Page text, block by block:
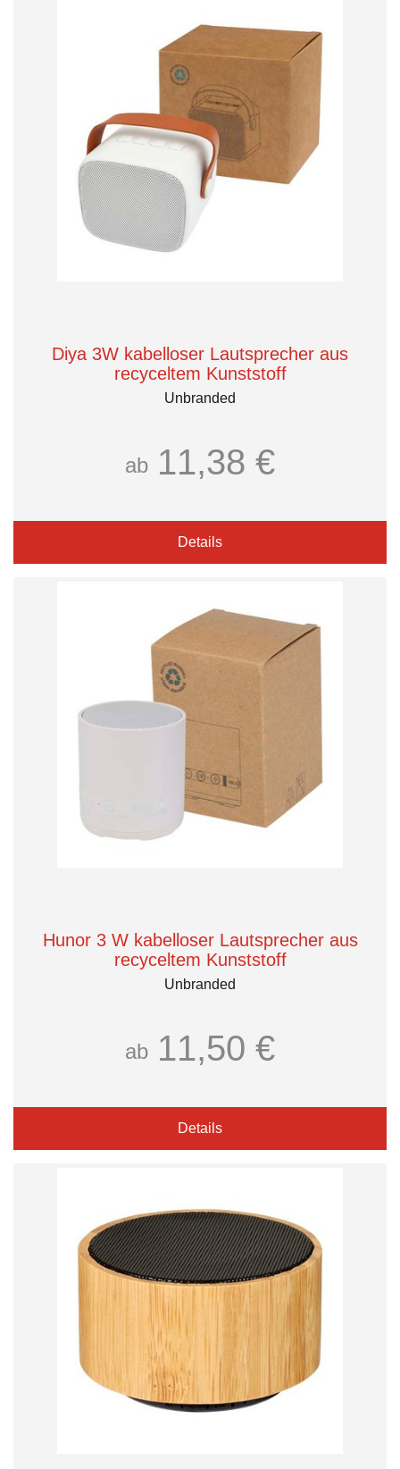
Diya 3W kabelloser Lautsprecher aus
recyceltem Kunststoff
Unbranded
ab 11,38 €
Details
Hunor 3 W kabelloser Lautsprecher aus
recyceltem Kunststoff
Unbranded
ab 11,50 €
Details